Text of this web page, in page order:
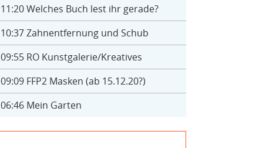
11:20Welches Buch lest ihr gerade?
10:37Zahnentfernung und Schub
09:55RO Kunstgalerie/Kreatives
09:09FFP2 Masken (ab 15.12.20?)
06:46Mein Garten